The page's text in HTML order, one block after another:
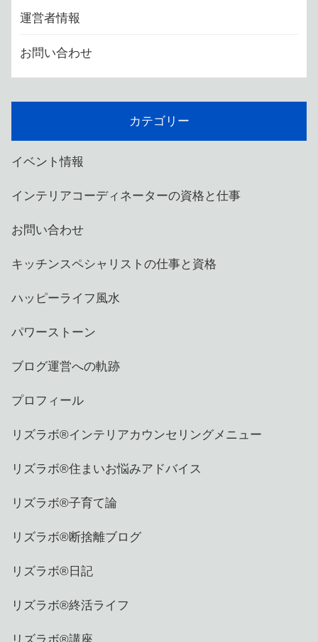
運営者情報
お問い合わせ
カテゴリー
イベント情報
インテリアコーディネーターの資格と仕事
お問い合わせ
キッチンスペシャリストの仕事と資格
ハッピーライフ風水
パワーストーン
ブログ運営への軌跡
プロフィール
リズラボ®️インテリアカウンセリングメニュー
リズラボ®️住まいお悩みアドバイス
リズラボ®️子育て論
リズラボ®️断捨離ブログ
リズラボ®️日記
リズラボ®️終活ライフ